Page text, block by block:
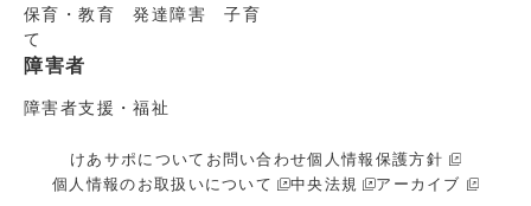
保育・教育 発達障害 子育
て
障害者
障害者支援・福祉
けあサポについて お問い合わせ個人情報保護方針
個人情報のお取扱いについて
中央法規 アーカイブ